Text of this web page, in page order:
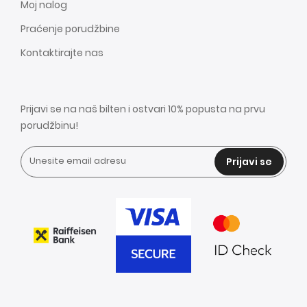
Moj nalog
Praćenje porudžbine
Kontaktirajte nas
Prijavi se na naš bilten i ostvari 10% popusta na prvu
porudžbinu!
Prijavi se